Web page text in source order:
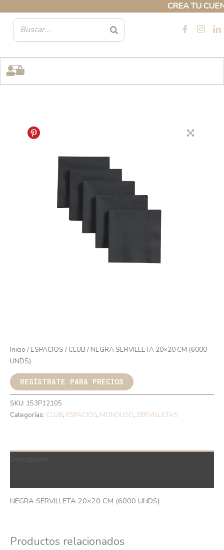
CREA TU
contenido
Inicio / ESPACIOS / CLUB / NEGRA SERVILLETA 20×20 CM (6000
UNDS)
REGÍSTRATE PARA PRECIOS
SKU: 153P12105
Categorías: CLUB, ESPACIOS, MONOUSO, SERVILLETAS
NEGRA SERVILLETA 20×20 CM (6000 UNDS)
Productos relacionados